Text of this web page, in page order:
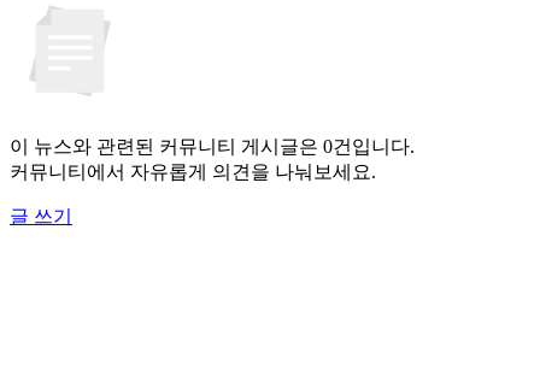
이 뉴스와 관련된 커뮤니티 게시글은 0건입니다.
커뮤니티에서 자유롭게 의견을 나눠보세요.
글 쓰기